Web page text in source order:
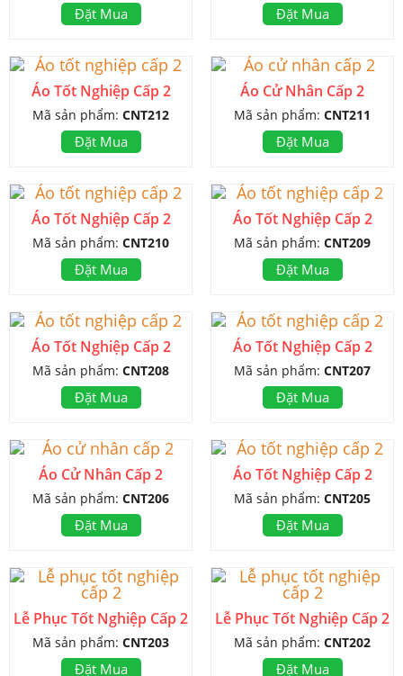
Đặt Mua Đặt Mua
Áo Tốt Nghiệp Cấp 2
Mã sản phẩm: CNT212
Đặt Mua
Áo Cử Nhân Cấp 2
Mã sản phẩm: CNT211
Đặt Mua
Áo Tốt Nghiệp Cấp 2
Mã sản phẩm: CNT210
Đặt Mua
Áo Tốt Nghiệp Cấp 2
Mã sản phẩm: CNT209
Đặt Mua
Áo Tốt Nghiệp Cấp 2
Mã sản phẩm: CNT208
Đặt Mua
Áo Tốt Nghiệp Cấp 2
Mã sản phẩm: CNT207
Đặt Mua
Áo Cử Nhân Cấp 2
Mã sản phẩm: CNT206
Đặt Mua
Áo Tốt Nghiệp Cấp 2
Mã sản phẩm: CNT205
Đặt Mua
Lễ Phục Tốt Nghiệp Cấp 2
Mã sản phẩm: CNT203
Đặt Mua
Lễ Phục Tốt Nghiệp Cấp 2
Mã sản phẩm: CNT202
Đặt Mua